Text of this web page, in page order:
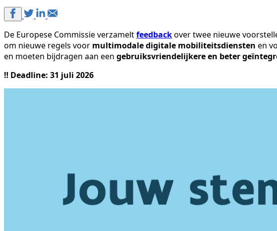
De Europese Commissie verzameltfeedbackover twee nieuwe
om nieuwe regels voor multimodale digitale mobiliteitsdiensten en
en moeten bijdragen aan een gebruiksvriendelijkere en beter
‼️ Deadline: 31 juli 2026